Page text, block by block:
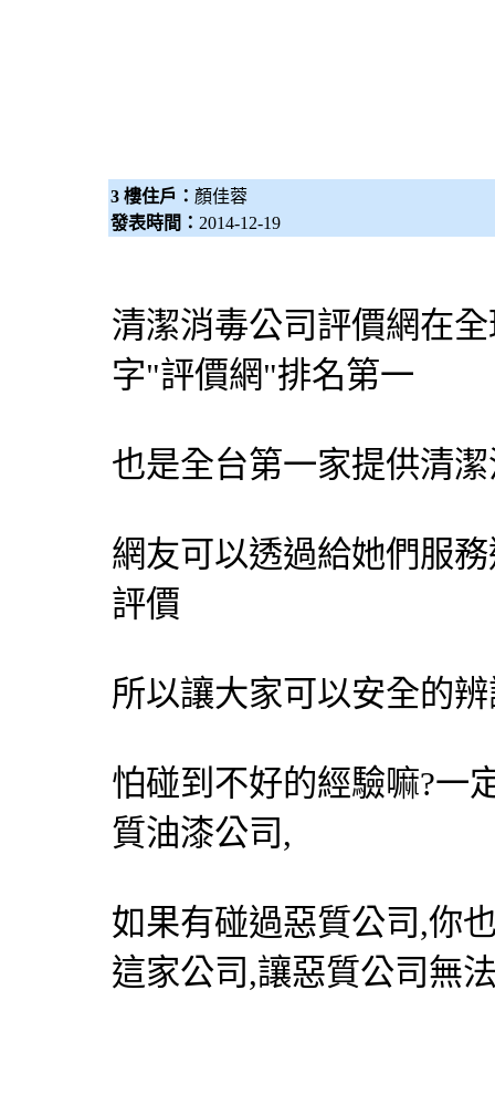
3 樓住戶： 顏佳蓉
發表時間： 2014-12-19
清潔消毒公司評價網在
字"評價網"排名第一
也是全台第一家提供清潔
網友可以透過給她們服
評價
所以讓大家可以安全的
怕碰到不好的經驗嘛?一
質油漆公司,
如果有碰過惡質公司,你
這家公司,讓惡質公司無